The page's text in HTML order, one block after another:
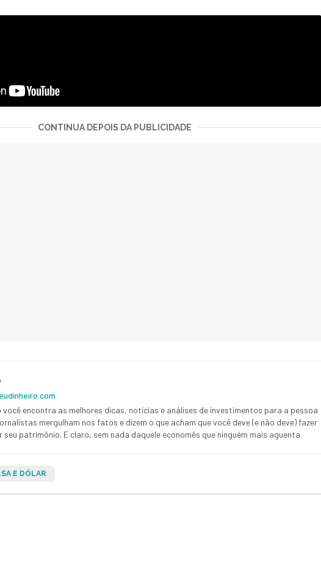
CONTINUA DEPOIS DA PUBLICIDADE
você encontra as melhores dicas, notícias e análises de investimentos para a pessoa
mergulham nos fatos e dizem o que acham que você deve (e não deve) fazer
patrimônio. E claro, sem nada daquele economês que ninguém mais aguenta.
E DÓLAR